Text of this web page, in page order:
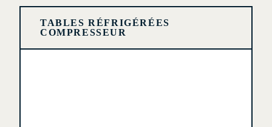
TABLES RÉFRIGÉRÉES
COMPRESSEUR